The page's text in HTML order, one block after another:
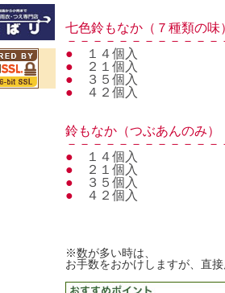
七色鈴もなか（７種類の味）
－－－－－－－－－－－－
●
１４個入
●
２１個入
●
３５個入
●
４２個入
鈴もなか（つぶあんのみ）
－－－－－－－－－－－－
●
１４個入
●
２１個入
●
３５個入
●
４２個入
※数が多い時は、
お手数をおかけしますが、直